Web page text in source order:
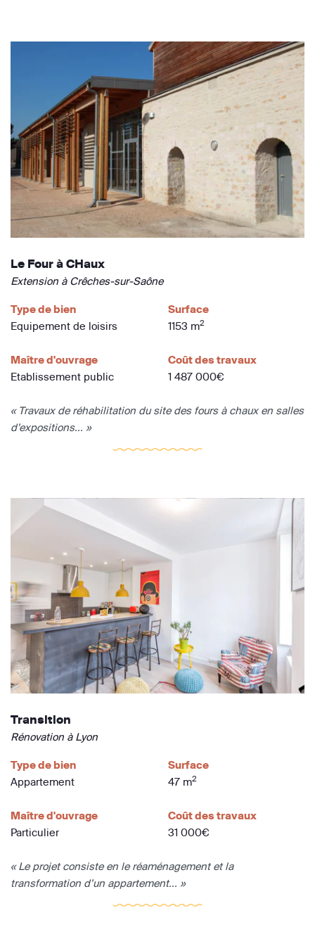
Le Four à CHaux
Extension à Crêches-sur-Saône
Type de bien
Equipement de loisirs
Surface
1153 m2
Maître d'ouvrage
Etablissement public
Coût des travaux
1 487 000€
« Travaux de réhabilitation du site des fours à chaux en salles
d’expositions... »
Transition
Rénovation à Lyon
Type de bien
Appartement
Surface
47 m2
Maître d'ouvrage
Particulier
Coût des travaux
31 000€
« Le projet consiste en le réaménagement et la
transformation d’un appartement... »